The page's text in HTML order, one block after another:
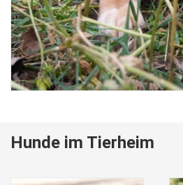
Hunde im Tierheim